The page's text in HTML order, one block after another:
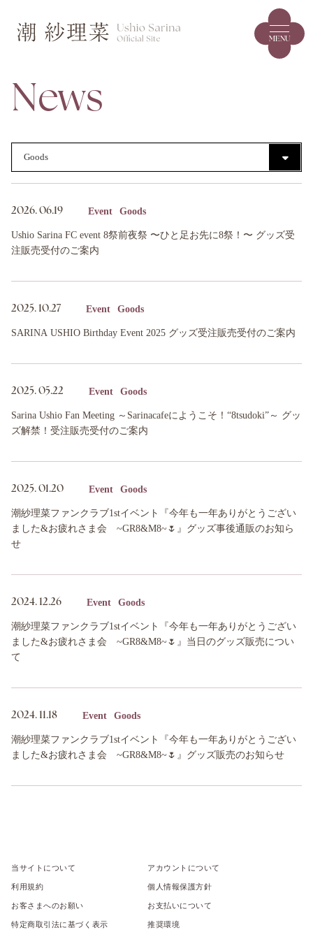
MENU
News
2026. 06.19 Event Goods
Ushio Sarina FC event 8祭前夜祭 〜ひと足お先に8祭！〜 グッズ受
注販売受付のご案内
2025. 10.27 Event Goods
SARINA USHIO Birthday Event 2025 グッズ受注販売受付のご案内
2025. 05.22 Event Goods
Sarina Ushio Fan Meeting ～Sarinacafeにようこそ！“8tsudoki”～ グッ
ズ解禁！受注販売受付のご案内
2025. 01.20 Event Goods
潮紗理菜ファンクラブ1stイベント『今年も一年ありがとうござい
ました&お疲れさま会 ~GR8&M8~🌷』グッズ事後通販のお知ら
せ
2024. 12.26 Event Goods
潮紗理菜ファンクラブ1stイベント『今年も一年ありがとうござい
ました&お疲れさま会 ~GR8&M8~🌷』当日のグッズ販売につい
て
2024. 11.18 Event Goods
潮紗理菜ファンクラブ1stイベント『今年も一年ありがとうござい
ました&お疲れさま会 ~GR8&M8~🌷』グッズ販売のお知らせ
当サイトについて アカウントについて
利用規約 個人情報保護方針
お客さまへのお願い お支払いについて
特定商取引法に基づく表示 推奨環境